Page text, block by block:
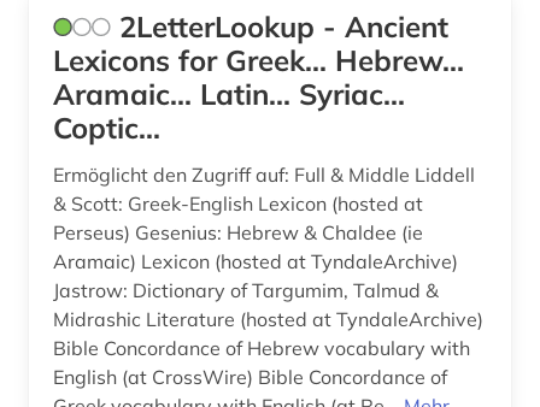
ebook (1)
elektronische zeitschrift (3)
elektronisches buch (26)
england (1)
englisch (6)
enneades (1)
enzyklopädie (4)
epigraphik (7)
2LetterLookup - Ancient
Lexicons for Greek... Hebrew...
Aramaic... Latin... Syriac...
Coptic...
Ermöglicht den Zugriff auf: Full & Middle Liddell
& Scott: Greek-English Lexicon (hosted at
Perseus) Gesenius: Hebrew & Chaldee (ie
Aramaic) Lexicon (hosted at TyndaleArchive)
Jastrow: Dictionary of Targumim, Talmud &
Midrashic Literature (hosted at TyndaleArchive)
Bible Concordance of Hebrew vocabulary with
English (at CrossWire) Bible Concordance of